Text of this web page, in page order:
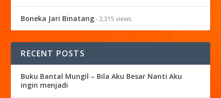
Boneka Jari Binatang- 2,315 views
RECENT POSTS
Buku Bantal Mungil – Bila Aku Besar Nanti Aku
ingin menjadi